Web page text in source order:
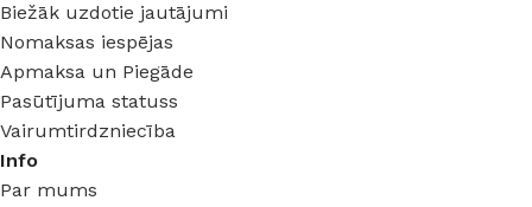
Biežāk uzdotie jautājumi
Nomaksas iespējas
Apmaksa un Piegāde
Pasūtījuma statuss
Vairumtirdzniecība
Info
Par mums